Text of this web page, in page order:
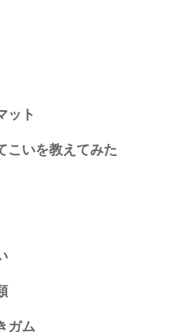
ット
こいを教えてみた
ガム